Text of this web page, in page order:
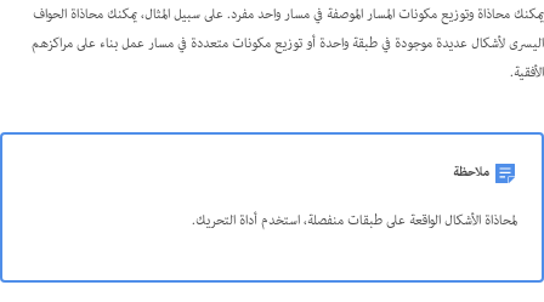
يمكنك محاذاة وتوزيع مكونات المسار الموصفة في مسار واحد مفرد. على سبيل المثال، يمكنك محاذاة الحواف
اليسرى لأشكال عديدة موجودة في طبقة واحدة أو توزيع مكونات متعددة في مسار عمل بناء على مراكزهم
الأفقية.
ملاحظة
لمحاذاة الأشكال الواقعة على طبقات منفصلة، استخدم أداة التحريك.